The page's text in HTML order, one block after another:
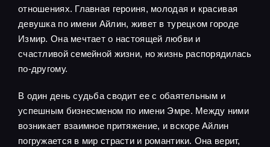
отношениях. Главная героиня, молодая и красивая
девушка по имени Айлин, живет в турецком городе
Измир. Она мечтает о настоящей любви и
счастливой семейной жизни, но жизнь распорядилась
по-другому.
В один день судьба сводит ее с обаятельным и
успешным бизнесменом по имени Эмре. Между ними
возникает взаимное притяжение, и вскоре Айлин
погружается в мир страсти и романтики. Она верит,